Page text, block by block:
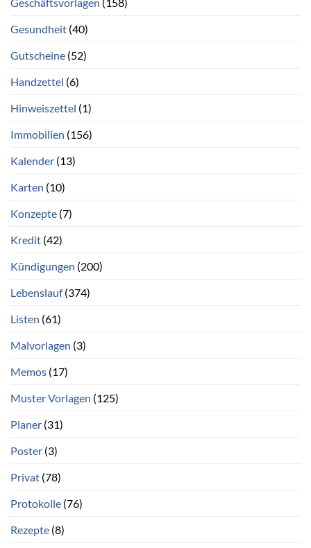
Gesundheit (40)
Gutscheine (52)
Handzettel (6)
Hinweiszettel (1)
Immobilien (156)
Kalender (13)
Karten (10)
Konzepte (7)
Kredit (42)
Kündigungen (200)
Lebenslauf(374)
Listen (61)
Malvorlagen (3)
Memos (17)
Muster Vorlagen (125)
Planer (31)
Poster (3)
Privat (78)
Protokolle (76)
Rezepte (8)